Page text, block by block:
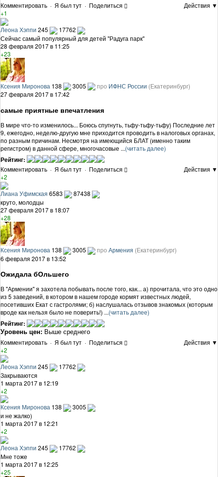
Комментировать · Я был тут · Поделиться
Действия ▼
+1
Леона Хэппи 245
17762
Сейчас самый популярный для детей "Радуга парк"
28 февраля 2017 в 11:25
+23
Ксения Миронова 138 3005 про ИФНС России (Екатеринбург)
27 февраля 2017 в 17:42
самые приятные впечатления
В мире что-то изменилось... Боюсь спугнуть, тьфу-тьфу-тьфу) Последние лет
9, ежегодно, неделю-другую мне приходится проводить в налоговых органах,
по разным причинам. Несмотря на имеющийся БЛАТ (именно таким
регистром) в данной сфере, многочасовые ...(читать далее)
Рейтинг:
Комментировать · Я был тут · Поделиться
Действия ▼
+2
Лиана Уфимская 6583
87438
круто, молодцы
27 февраля 2017 в 18:07
+28
Ксения Миронова 138 3005 про Армения (Екатеринбург)
6 февраля 2017 в 13:52
Ожидала бОльшего
В "Армении" я захотела побывать после того, как... а) прочитала, что это одно
из 5 заведений, в котором в нашем городе кормят известных людей,
посетивших Екат с гастролями; б) наслушалась отзывов знакомых (которым
вроде как нельзя было не поверить!) ...(читать далее)
Рейтинг:
Уровень цен: Выше среднего
Комментировать · Я был тут · Поделиться
Действия ▼
+2
Леона Хэппи 245
17762
Закрываются
1 марта 2017 в 12:19
+2
Ксения Миронова 138
3005
и не жалко)
1 марта 2017 в 12:21
+2
Леона Хэппи 245
17762
Мне тоже
1 марта 2017 в 12:25
+25